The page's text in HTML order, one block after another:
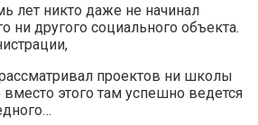
лет никто даже не начинал
ни другого социального объекта.
проектов ни школы
вместо этого там успешно ведется